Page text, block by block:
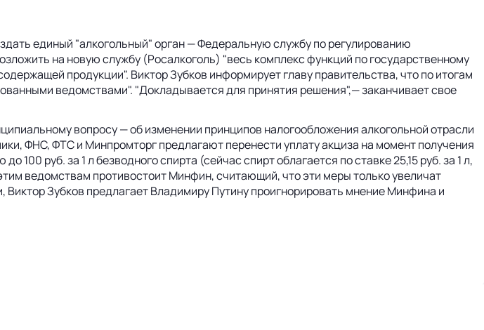
единый "алкогольный" орган — Федеральную службу по регулированию
на новую службу (Росалкоголь) "весь комплекс функций по государственному
продукции". Виктор Зубков информирует главу правительства, что по итогам
ведомствами". "Докладывается для принятия решения",— заканчивает свое
вопросу — об изменении принципов налогообложения алкогольной отрасли
ФНС, ФТС и Минпромторг предлагают перенести уплату акциза на момент получения
руб. за 1 л безводного спирта (сейчас спирт облагается по ставке 25,15 руб. за 1 л,
ведомствам противостоит Минфин, считающий, что эти меры только увеличат
Зубков предлагает Владимиру Путину проигнорировать мнение Минфина и